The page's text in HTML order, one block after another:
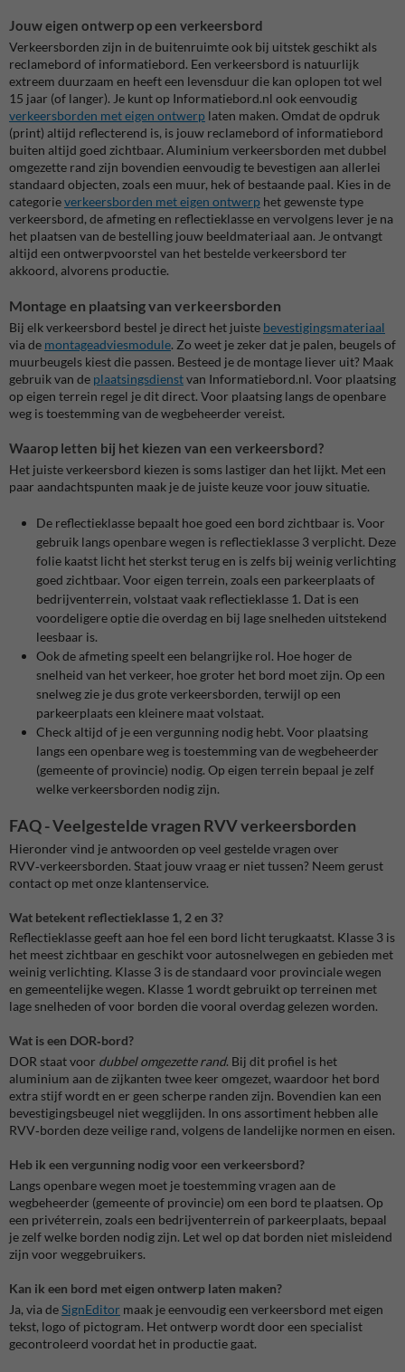
Jouw eigen ontwerp op een verkeersbord
Verkeersborden zijn in de buitenruimte ook bij uitstek geschikt als
reclamebord of informatiebord. Een verkeersbord is natuurlijk
extreem duurzaam en heeft een levensduur die kan oplopen tot wel
15 jaar (of langer). Je kunt op Informatiebord.nl ook eenvoudig
verkeersborden met eigen ontwerp laten maken. Omdat de opdruk
(print) altijd reflecterend is, is jouw reclamebord of informatiebord
buiten altijd goed zichtbaar. Aluminium verkeersborden met dubbel
omgezette rand zijn bovendien eenvoudig te bevestigen aan allerlei
standaard objecten, zoals een muur, hek of bestaande paal. Kies in de
categorieverkeersborden met eigen ontwerp het gewenste type
verkeersbord, de afmeting en reflectieklasse en vervolgens lever je na
het plaatsen van de bestelling jouw beeldmateriaal aan. Je ontvangt
altijd een ontwerpvoorstel van het bestelde verkeersbord ter
akkoord, alvorens productie.
Montage en plaatsing van verkeersborden
Bij elk verkeersbord bestel je direct het juiste bevestigingsmateriaal
via de montageadviesmodule. Zo weet je zeker dat je palen, beugels of
muurbeugels kiest die passen. Besteed je de montage liever uit? Maak
gebruik van de plaatsingsdienstvan Informatiebord.nl. Voor plaatsing
op eigen terrein regel je dit direct. Voor plaatsing langs de openbare
weg is toestemming van de wegbeheerder vereist.
Waarop letten bij het kiezen van een verkeersbord?
Het juiste verkeersbord kiezen is soms lastiger dan het lijkt. Met een
paar aandachtspunten maak je de juiste keuze voor jouw situatie.
De reflectieklasse bepaalt hoe goed een bord zichtbaar is. Voor
gebruik langs openbare wegen is reflectieklasse 3 verplicht. Deze
folie kaatst licht het sterkst terug en is zelfs bij weinig verlichting
goed zichtbaar. Voor eigen terrein, zoals een parkeerplaats of
bedrijventerrein, volstaat vaak reflectieklasse 1. Dat is een
voordeligere optie die overdag en bij lage snelheden uitstekend
leesbaar is.
Ook de afmeting speelt een belangrijke rol. Hoe hoger de
snelheid van het verkeer, hoe groter het bord moet zijn. Op een
snelweg zie je dus grote verkeersborden, terwijl op een
parkeerplaats een kleinere maat volstaat.
Check altijd of je een vergunning nodig hebt. Voor plaatsing
langs een openbare weg is toestemming van de wegbeheerder
(gemeente of provincie) nodig. Op eigen terrein bepaal je zelf
welke verkeersborden nodig zijn.
FAQ - Veelgestelde vragen RVV verkeersborden
Hieronder vind je antwoorden op veel gestelde vragen over
RVV‑verkeersborden. Staat jouw vraag er niet tussen? Neem gerust
contact op met onze klantenservice.
Wat betekent reflectieklasse 1, 2 en 3?
Reflectieklasse geeft aan hoe fel een bord licht terugkaatst. Klasse 3 is
het meest zichtbaar en geschikt voor autosnelwegen en gebieden met
weinig verlichting. Klasse 3 is de standaard voor provinciale wegen
en gemeentelijke wegen. Klasse 1 wordt gebruikt op terreinen met
lage snelheden of voor borden die vooral overdag gelezen worden.
Wat is een DOR‑bord?
DOR staat voor dubbel omgezette rand. Bij dit profiel is het
aluminium aan de zijkanten twee keer omgezet, waardoor het bord
extra stijf wordt en er geen scherpe randen zijn. Bovendien kan een
bevestigingsbeugel niet wegglijden. In ons assortiment hebben alle
RVV‑borden deze veilige rand, volgens de landelijke normen en eisen.
Heb ik een vergunning nodig voor een verkeersbord?
Langs openbare wegen moet je toestemming vragen aan de
wegbeheerder (gemeente of provincie) om een bord te plaatsen. Op
een privéterrein, zoals een bedrijventerrein of parkeerplaats, bepaal
je zelf welke borden nodig zijn. Let wel op dat borden niet misleidend
zijn voor weggebruikers.
Kan ik een bord met eigen ontwerp laten maken?
Ja, via deSignEditor maak je eenvoudig een verkeersbord met eigen
tekst, logo of pictogram. Het ontwerp wordt door een specialist
gecontroleerd voordat het in productie gaat.